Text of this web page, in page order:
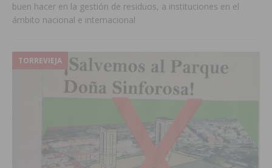
buen hacer en la gestión de residuos, a instituciones en el
ámbito nacional e internacional
TORREVIEJA